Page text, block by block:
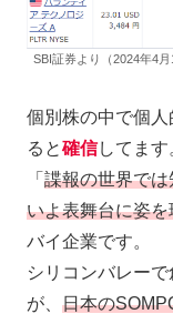
SBI証券より（2024年4月
個別株の中で個人
ると確信してます
「 諜報の世界で
いよ表舞台に姿を
バイ企業です。
シリコンバレー
が、 日本の